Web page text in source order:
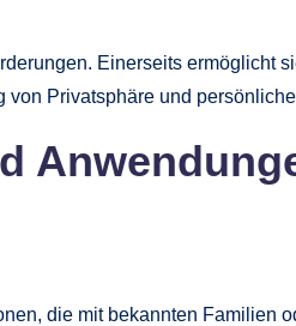
Einerseits ermöglicht
Privatsphäre und
die mit bekannten Familien